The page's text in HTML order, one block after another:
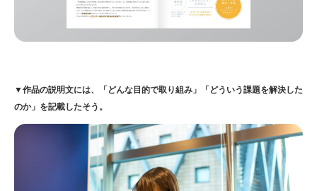
▼作品の説明文には、「どんな目的で取り組み」「どういう課題を解決した
のか」を記載したそう。